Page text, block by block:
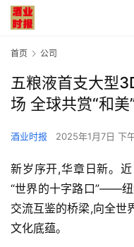
首页 公司
五粮液首支大型
场 全球共赏“和美
酒业时报 2025年1月7日 下
新岁序开,华章日新。
“世界的十字路口”——纽
交流互鉴的桥梁,向全世
文化底蕴。